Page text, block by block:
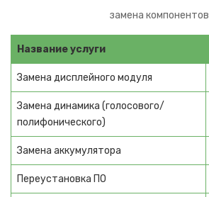
Электроскутеры
Электромотоциклы
Электроквадроциклы
Сигвеи
ЛЕТНИЙ ТРАНСПОРТ
Гироскутеры
Minirobot
замена компонентов
Название услуги
Замена дисплейного модуля
Замена динамика (голосового/
полифонического)
Замена аккумулятора
Переустановка ПО